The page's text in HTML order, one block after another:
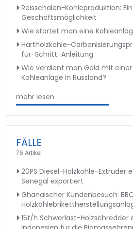
Reisschalen-Kohleproduktion:
Geschäftsmöglichkeit
Wie startet man eine
Hartholzkohle-
für-Schritt-Anleitung
Wie verdient man Geld mit
Kohleanlage in Russland?
mehr lesen
FÄLLE
76 Artikel
20PS Diesel-Holzkohle-Extruder
Senegal exportiert
Ghanaischer Kundenbesuch:
15t/h Schwerlast-Holzschredder